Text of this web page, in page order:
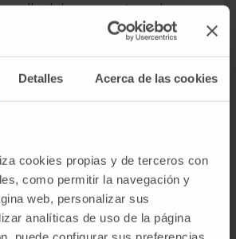
Detalles Acerca de las cookies
cookies propias y de terceros con
como permitir la navegación y
web, personalizar sus
analíticas de uso de la página
del compuesto en los
un significado etimológico
albendazol que
distintos, aunque
misma familia química. La
es la absorción: el
la circulación sistémica y
tisulares (quiste